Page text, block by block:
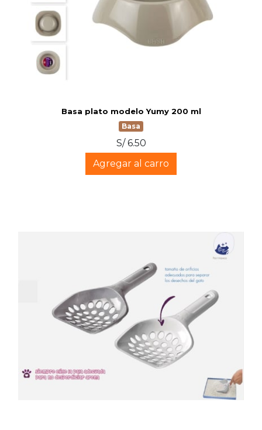
Basa plato modelo Yumy 200 ml
Basa
S/ 6.50
Agregar al carro